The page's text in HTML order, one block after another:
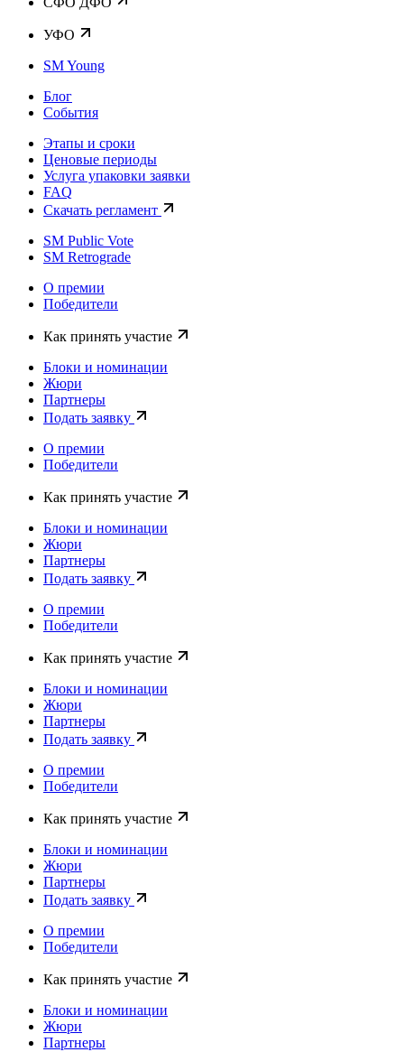
УФО
SM Young
Блог
События
Этапы и сроки
Ценовые периоды
Услуга упаковки заявки
FAQ
Скачать регламент
SM Public Vote
SM Retrograde
О премии
Победители
Как принять участие
Блоки и номинации
Жюри
Партнеры
Подать заявку
О премии
Победители
Как принять участие
Блоки и номинации
Жюри
Партнеры
Подать заявку
О премии
Победители
Как принять участие
Блоки и номинации
Жюри
Партнеры
Подать заявку
О премии
Победители
Как принять участие
Блоки и номинации
Жюри
Партнеры
Подать заявку
О премии
Победители
Как принять участие
Блоки и номинации
Жюри
Партнеры